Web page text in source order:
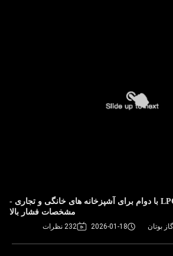
دریچه فانوس LPG با دوام برای آشپزخانه های خانگی و تجاری -
مشخصات فشار بالا
بوتان 2026-01-18 232 نظرات